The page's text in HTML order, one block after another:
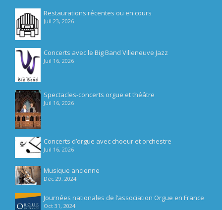
Restaurations récentes ou en cours
Juil 23, 2026
Concerts avec le Big Band Villeneuve Jazz
Juil 16, 2026
Spectacles-concerts orgue et théâtre
Juil 16, 2026
Concerts d’orgue avec choeur et orchestre
Juil 16, 2026
Musique ancienne
Déc 29, 2024
Journées nationales de l’association Orgue en France
Oct 31, 2024